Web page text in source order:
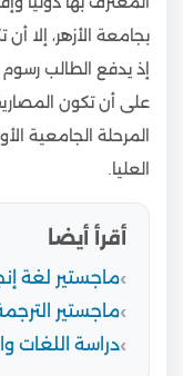
بجامعة الأزهر، إلا
العليا.
أقرأ أيضا
ماجستير لغة
ماجستير
دراسة اللغات